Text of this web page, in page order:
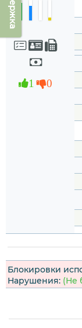
1 0
Блокировки
Нарушения: (Не